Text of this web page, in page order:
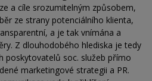
a cíle srozumitelným způsobem,
ze strany potenciálního klienta,
a je tak vnímána a
Z dlouhodobého hlediska je tedy
poskytovatelů soc. služeb přímo
marketingové strategii a PR.